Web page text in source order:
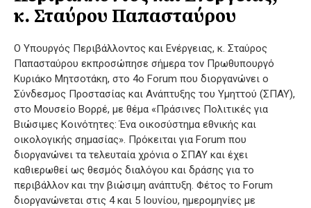
κ. Σταύρου Παπασταύρου
O Υπουργός Περιβάλλοντος και Ενέργειας, κ. Σταύρος
Παπασταύρου εκπροσώπησε σήμερα τον Πρωθυπουργό
Κυριάκο Μητσοτάκη, στο 4ο Forum που διοργανώνει ο
Σύνδεσμος Προστασίας και Ανάπτυξης του Υμηττού (ΣΠΑΥ),
στο Μουσείο Βορρέ, με θέμα «Πράσινες Πολιτικές για
Βιώσιμες Κοινότητες: Ένα οικοσύστημα εθνικής και
οικολογικής σημασίας». Πρόκειται για Forum που
διοργανώνει τα τελευταία χρόνια ο ΣΠΑΥ και έχει
καθιερωθεί ως θεσμός διαλόγου και δράσης για το
περιβάλλον και την βιώσιμη ανάπτυξη. Φέτος το Forum
διοργανώνεται στις 4 και 5 Ιουνίου, ημερομηνίες με